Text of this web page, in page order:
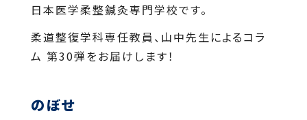
日本医学柔整鍼灸専門学校です。
柔道整復学科専任教員、山中先生によるコラ
ム 第30弾をお届けします！
のぼせ